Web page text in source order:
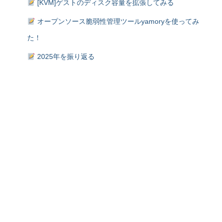
[KVM]ゲストのディスク容量を拡張してみる
オープンソース脆弱性管理ツールyamoryを使ってみ
た！
2025年を振り返る